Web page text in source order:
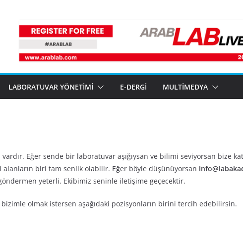
LABORATUVAR YÖNETIMI E-DERGI MULTIMEDYA
Eğer sende bir laboratuvar aşığıysan ve bilimi seviyorsan bize
alanların biri tam senlik olabilir. Eğer böyle düşünüyorsan
yeterli. Ekibimiz seninle iletişime geçecektir.
bizimle olmak istersen aşağıdaki pozisyonların birini tercih edebilirsin.